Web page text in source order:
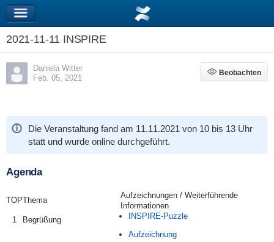
2021-11-11 INSPIRE
Daniela Witter
Feb. 05, 2021
Beobachten
Beobachten
Die Veranstaltung fand am 11.11.2021 von 10 bis 13 Uhr
statt und wurde online durchgeführt.
Agenda
TOPThema
Aufzeichnungen / Weiterführende
Informationen
1
Begrüßung INSPIRE-Puzzle
Aufzeichnung